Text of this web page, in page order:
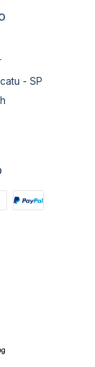
- SP